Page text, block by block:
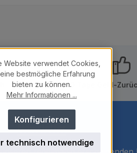
10 Tage Geld-
Newsletter
Website verwendet Cookies,
bestmögliche Erfahrung
bieten zu können.
Mehr Informationen ...
technisch notwendige
Konfigurieren